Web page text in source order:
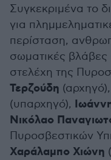
Συγκεκριμένα το
για
περίσταση,
σωματικές
στελέχη της
Τερζούδη (αρχηγό),
(υπαρχηγό),
Νικόλαο
Πυροσβεστικών
Χαράλαμπο Χιώνη